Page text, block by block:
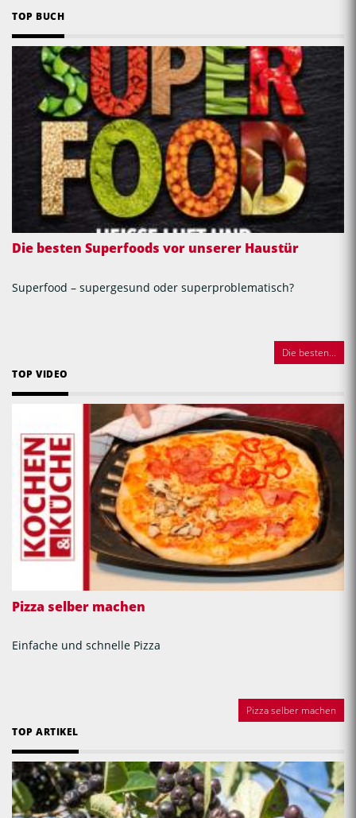
TOP BUCH
Die besten Superfoods vor unserer Haustür
Superfood – supergesund oder superproblematisch?
Die besten...
TOP VIDEO
Pizza selber machen
Einfache und schnelle Pizza
Pizza selber machen
TOP ARTIKEL